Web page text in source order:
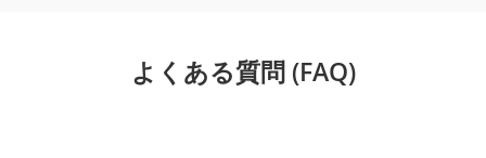
よくある質問 (FAQ)